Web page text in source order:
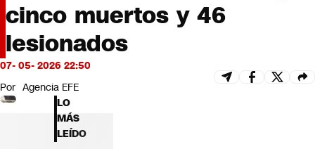
Bits
CNN tiempo
Futuro 360
cinco muertos y 46
lesionados
07- 05- 2026 22:50
Por Agencia EFE
LO
MÁS
LEÍDO